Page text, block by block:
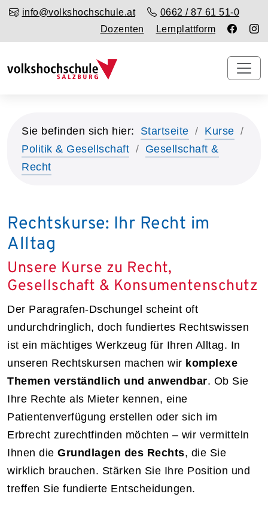
info@volkshochschule.at
0662 / 87 61 51-0
Dozenten
Lernplattform
Sie befinden sich hier: Startseite
Kurse
Politik & Gesellschaft
Gesellschaft &
Recht
Rechtskurse: Ihr Recht im
Alltag
Unsere Kurse zu Recht,
Gesellschaft & Konsumentenschutz
Der Paragrafen-Dschungel scheint oft
undurchdringlich, doch fundiertes Rechtswissen
ist ein mächtiges Werkzeug für Ihren Alltag. In
unseren Rechtskursen machen wir komplexe
Themen verständlich und anwendbar. Ob Sie
Ihre Rechte als Mieter kennen, eine
Patientenverfügung erstellen oder sich im
Erbrecht zurechtfinden möchten – wir vermitteln
Ihnen die Grundlagen des Rechts, die Sie
wirklich brauchen. Stärken Sie Ihre Position und
treffen Sie fundierte Entscheidungen.